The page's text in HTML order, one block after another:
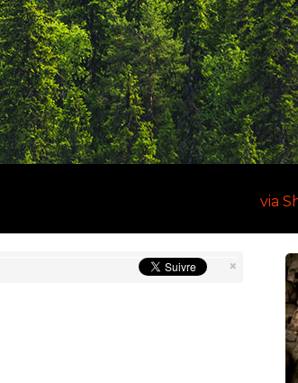
via
×